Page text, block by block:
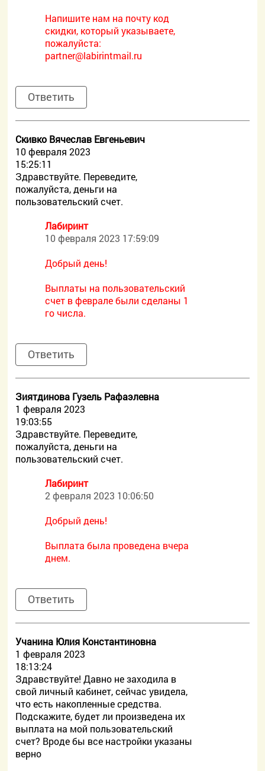
Напишите нам на почту код
скидки, который указываете,
пожалуйста:
partner@labirintmail.ru
Ответить
Скивко Вячеслав Евгеньевич
10 февраля 2023
15:25:11
Здравствуйте. Переведите,
пожалуйста, деньги на
пользовательский счет.
Лабиринт
10 февраля 2023 17:59:09
Добрый день!
Выплаты на пользовательский
счет в феврале были сделаны 1
го числа.
Ответить
Зиятдинова Гузель Рафаэлевна
1 февраля 2023
19:03:55
Здравствуйте. Переведите,
пожалуйста, деньги на
пользовательский счет.
Лабиринт
2 февраля 2023 10:06:50
Добрый день!
Выплата была проведена вчера
днем.
Ответить
Учанина Юлия Константиновна
1 февраля 2023
18:13:24
Здравствуйте! Давно не заходила в
свой личный кабинет, сейчас увидела,
что есть накопленные средства.
Подскажите, будет ли произведена их
выплата на мой пользовательский
счет? Вроде бы все настройки указаны
верно